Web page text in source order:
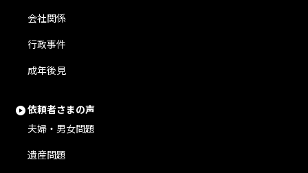
会社関係
行政事件
成年後見
依頼者さまの声
夫婦・男女問題
遺産問題